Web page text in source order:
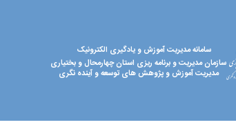
سامانه مدیریت آموزش و یادگیری الکترونیک
سازمان مدیریت و برنامه ریزی استان چهارمحال و بختیاری
مدیریت آموزش و پژوهش های توسعه و آینده نگری